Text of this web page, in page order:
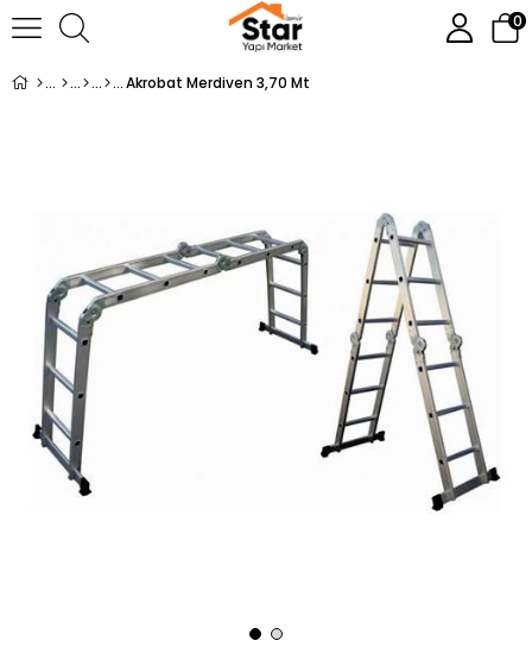
0
Akrobat Merdiven 3,70 Mt